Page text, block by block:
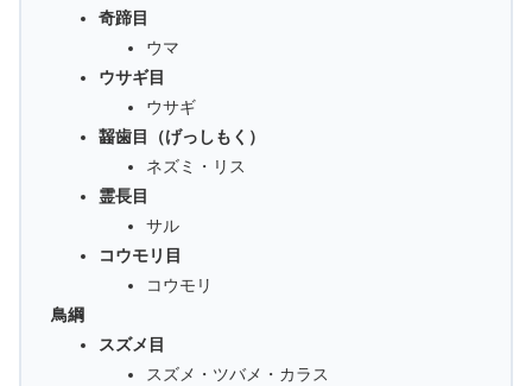
奇蹄目
ウマ
ウサギ目
ウサギ
齧歯目（げっしもく）
ネズミ・リス
霊長目
サル
コウモリ目
コウモリ
鳥綱
スズメ目
スズメ・ツバメ・カラス